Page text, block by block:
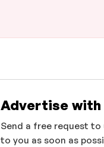
Advertise with
Send a free request
to you as soon as